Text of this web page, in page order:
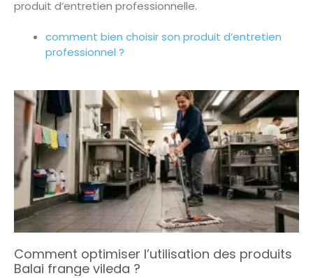
produit d’entretien professionnelle.
comment bien choisir son produit d’entretien
professionnel ?
Comment optimiser l’utilisation des produits
Balai frange vileda ?